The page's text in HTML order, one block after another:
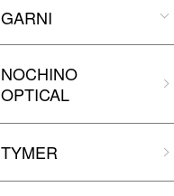
GARNI
NOCHINO
OPTICAL
TYMER